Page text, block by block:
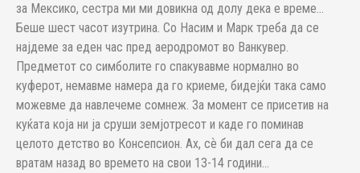
за Мексико, сестра ми ми довикна од долу дека е време…
Беше шест часот изутрина. Со Насим и Марк треба да се
најдеме за еден час пред аеродромот во Ванкувер.
Предметот со симболите го спакувавме нормално во
куферот, немавме намера да го криеме, бидејќи така само
можевме да навлечеме сомнеж. За момент се присетив на
куќата која ни ја сруши земјотресот и каде го поминав
целото детство во Консепсион. Ах, сѐ би дал сега да се
вратам назад во времето на свои 13-14 години…